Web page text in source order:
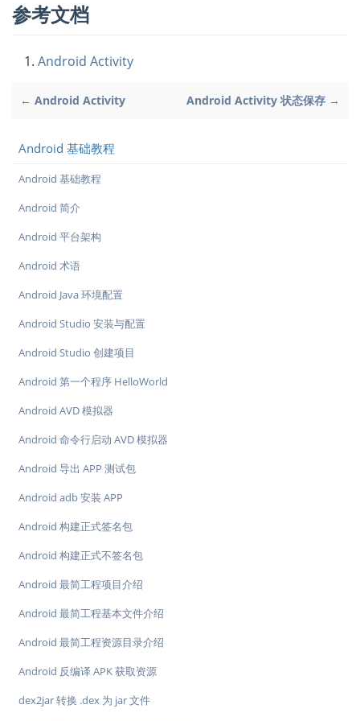
参考文档
Android Activity
← Android Activity Android Activity 状态保存 →
Android 基础教程
Android 基础教程
Android 简介
Android 平台架构
Android 术语
Android Java 环境配置
Android Studio 安装与配置
Android Studio 创建项目
Android 第一个程序 HelloWorld
Android AVD 模拟器
Android 命令行启动 AVD 模拟器
Android 导出 APP 测试包
Android adb 安装 APP
Android 构建正式签名包
Android 构建正式不签名包
Android 最简工程项目介绍
Android 最简工程基本文件介绍
Android 最简工程资源目录介绍
Android 反编译 APK 获取资源
dex2jar 转换 .dex 为 jar 文件